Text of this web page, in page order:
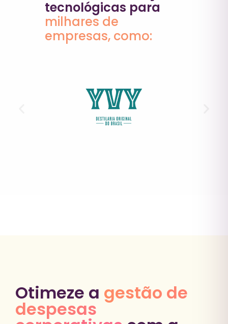
tecnológicas para
milhares de
empresas, como:
Otimeze a gestão de
despesas